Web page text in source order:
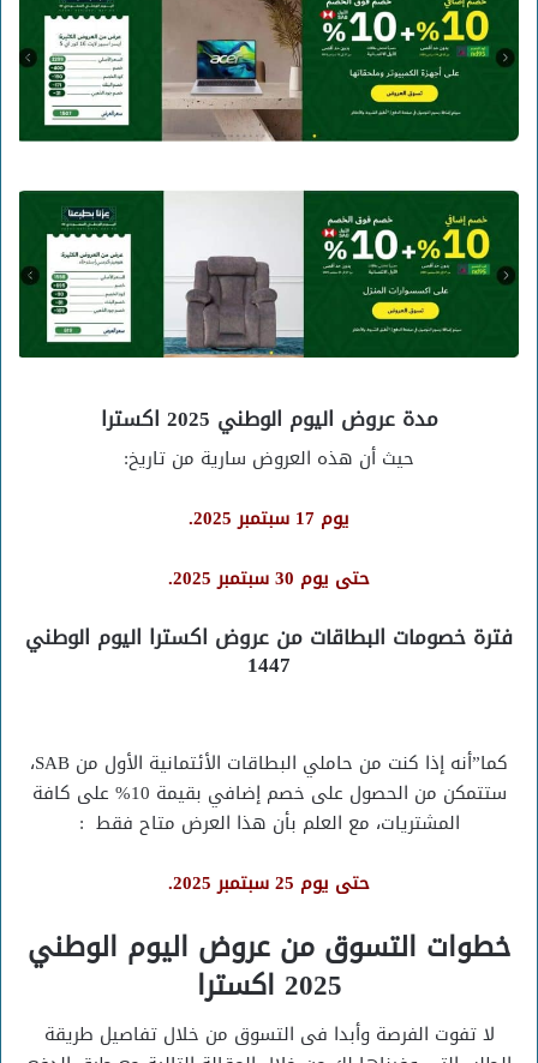
مدة عروض اليوم الوطني 2025 اكسترا
حيث أن هذه العروض سارية من تاريخ:
يوم 17 سبتمبر 2025.
حتى يوم 30 سبتمبر 2025.
فترة خصومات البطاقات من عروض اكسترا اليوم الوطني
1447
كما”أنه إذا كنت من حاملي البطاقات الأئتمانية الأول من SAB،
ستتمكن من الحصول على خصم إضافي بقيمة 10% على كافة
المشتريات، مع العلم بأن هذا العرض متاح فقط :
حتى يوم 25 سبتمبر 2025.
خطوات التسوق من عروض اليوم الوطني
2025 اكسترا
لا تفوت الفرصة وأبدا فى التسوق من خلال تفاصيل طريقة